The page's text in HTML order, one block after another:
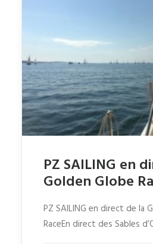
PZ SAILING en
Golden Globe
PZ SAILING en direct de la
RaceEn direct des Sables